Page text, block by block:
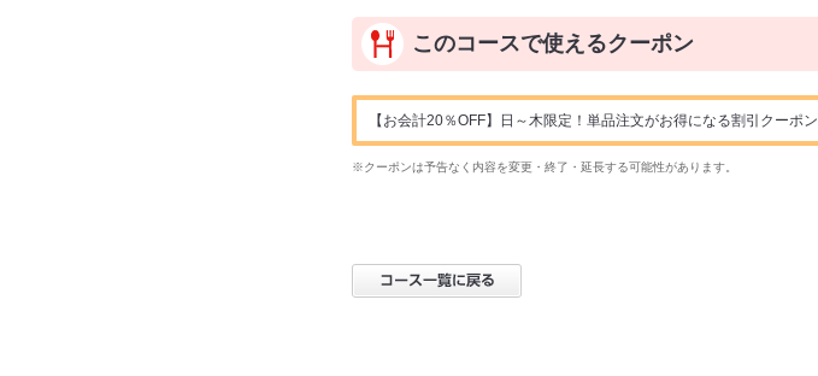
このコースで使えるクーポン
【お会計20％OFF】日～木限定！単品注文がお得になる割引クーポン
※クーポンは予告なく内容を変更・終了・延長する可能性があります。